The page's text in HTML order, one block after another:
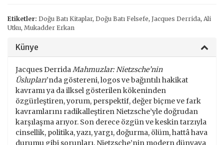
Etiketler: Doğu Batı Kitaplar, Doğu Batı Felsefe, Jacques Derrida, Ali
Utku, Mukadder Erkan
Künye
Jacques DerridaMahmuzlar: Nietzsche’nin
Üslupları’nda göstereni, logos ve bağıntılı hakikat
kavramı ya da ilksel gösterilen kökeninden
özgürleştiren, yorum, perspektif, değer biçme ve fark
kavramlarını radikalleştiren Nietzsche’yle doğrudan
karşılaşma arıyor. Son derece özgün ve keskin tarzıyla
cinsellik, politika, yazı, yargı, doğurma, ölüm, hattâ hava
durumu gibi sorunları, Nietzsche’nin modern dünyaya